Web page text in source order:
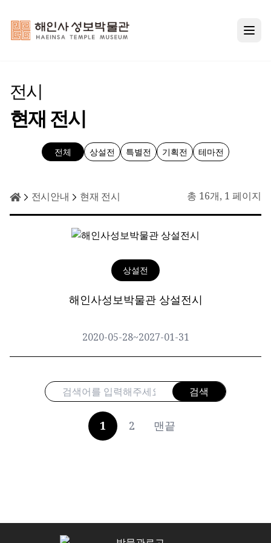
메뉴
전시
현재 전시
전체 상설전 특별전 기획전 테마전
전시안내 현재 전시 총 16개, 1 페이지
상설전
해인사성보박물관 상설전시
2020-05-28~2027-01-31
검색대상
검색어 필수
검색
검색
1 2 맨끝